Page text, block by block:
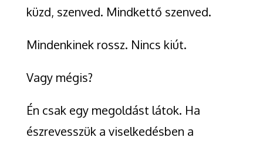
küzd, szenved. Mindkettő szenved.
Mindenkinek rossz. Nincs kiút.
Vagy mégis?
Én csak egy megoldást látok. Ha
észrevesszük a viselkedésben a